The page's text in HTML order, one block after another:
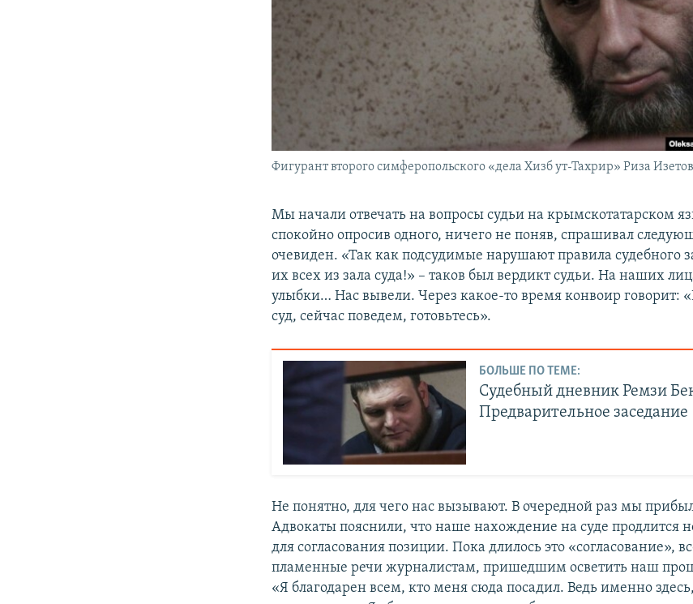
Фигурант второго симферопольского «дела Хизб ут-Тахрир» Риза Изетов
Мы начали отвечать на вопросы судьи на крымскотатарском
спокойно опросив одного, ничего не поняв, спрашивал
очевиден. «Так как подсудимые нарушают правила судебного
их всех из зала суда!» – таков был вердикт судьи. На наших
улыбки… Нас вывели. Через какое-то время конвоир говорит:
суд, сейчас поведем, готовьтесь».
БОЛЬШЕ ПО ТЕМЕ:
Судебный дневник Ремзи
Предварительное заседание
Не понятно, для чего нас вызывают. В очередной раз мы
Адвокаты пояснили, что наше нахождение на суде продлится
для согласования позиции. Пока длилось это «согласование»,
пламенные речи журналистам, пришедшим осветить наш
«Я благодарен всем, кто меня сюда посадил. Ведь именно